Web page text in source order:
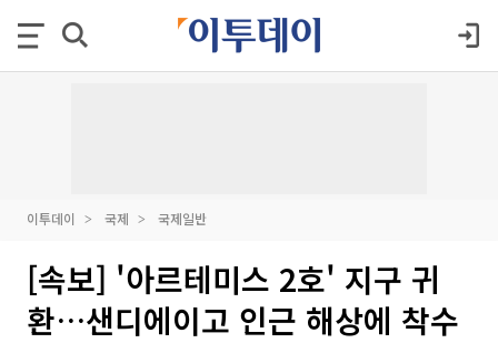
이투데이 국제 국제일반
[속보] '아르테미스 2호' 지구 귀
환…샌디에이고 인근 해상에 착수